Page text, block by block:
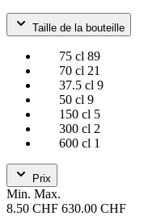
Taille de la bouteille
75 cl 89
70 cl 21
37.5 cl 9
50 cl 9
150 cl 5
300 cl 2
600 cl 1
Prix
Min. Max.
8.50 CHF 630.00 CHF